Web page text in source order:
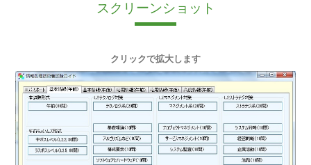
スクリーンショット
クリックで拡大します